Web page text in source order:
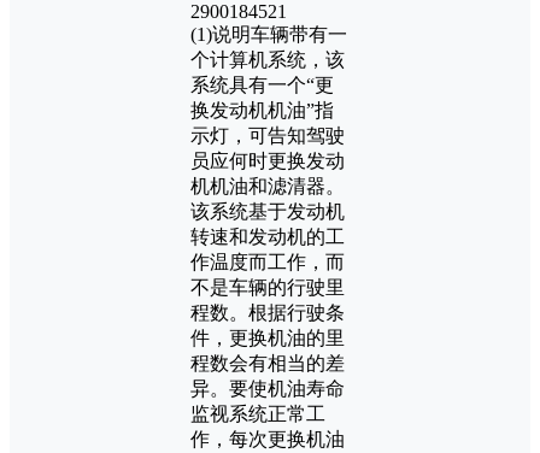
2900184521
(1)说明车辆带有一
个计算机系统，该
系统具有一个“更
换发动机机油”指
示灯，可告知驾驶
员应何时更换发动
机机油和滤清器。
该系统基于发动机
转速和发动机的工
作温度而工作，而
不是车辆的行驶里
程数。根据行驶条
件，更换机油的里
程数会有相当的差
异。要使机油寿命
监视系统正常工
作，每次更换机油